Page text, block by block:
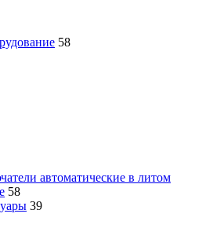
58
автоматические в литом
58
39